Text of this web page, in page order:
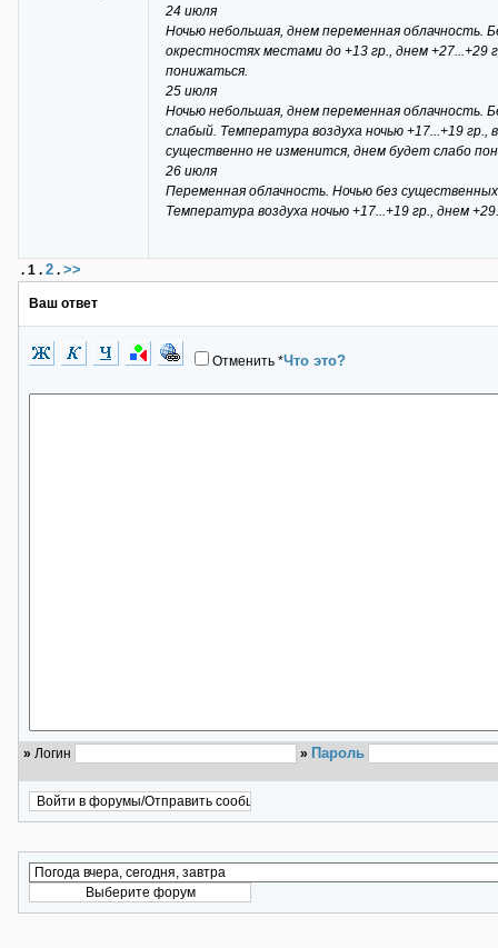
24 июля
Ночью небольшая, днем переменная облачность.
окрестностях местами до +13 гр., днем
понижаться.
25 июля
Ночью небольшая, днем переменная облачность.
слабый. Температура воздуха ночью +17...+19
существенно не изменится, днем будет слабо
26 июля
Переменная облачность. Ночью без
Температура воздуха ночью +17...+19 гр., днем
. 1 . 2 . >>
Ваш ответ
Отменить *Что это?
» Логин » Пароль